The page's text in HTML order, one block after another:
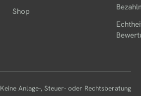
Shop
Keine Anlage-, Steuer- oder Rechtsberatung